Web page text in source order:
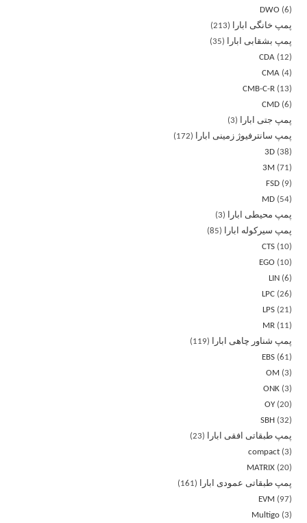
DWO
6
پمپ خانگی ابارا
213
پمپ بشقابی ابارا
35
CDA
12
CMA 4
CMB-C-R
13
CMD 6
پمپ جتی ابارا
3
پمپ سانترفیوژ زمینی ابارا
172
3D 38
3M
71
FSD
9
MD
54
پمپ محیطی ابارا
3
پمپ سیرکوله ابارا
85
CTS
10
EGO
10
LIN
6
LPC 26
LPS 21
MR
11
پمپ شناور چاهی ابارا
119
EBS 61
OM
3
ONK 3
OY 20
SBH
32
پمپ طبقاتی افقی ابارا
23
compact 3
MATRIX 20
پمپ طبقاتی عمودی ابارا
161
EVM
97
Multigo 3